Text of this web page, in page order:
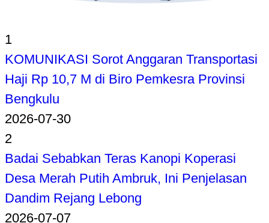
1
KOMUNIKASI Sorot Anggaran Transportasi
Haji Rp 10,7 M di Biro Pemkesra Provinsi
Bengkulu
2026-07-30
2
Badai Sebabkan Teras Kanopi Koperasi
Desa Merah Putih Ambruk, Ini Penjelasan
Dandim Rejang Lebong
2026-07-07